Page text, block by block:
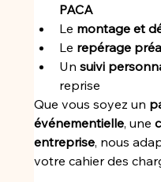
PACA
Le montage et
Le repérage
Un suivi
reprise
Que vous soyez un
événementielle, une
entreprise, nous
votre cahier des